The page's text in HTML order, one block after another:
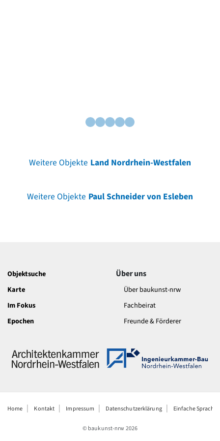
Weitere Objekte Land Nordrhein-Westfalen
Weitere Objekte Paul Schneider von Esleben
Objektsuche
Karte
Im Fokus
Epochen
Über uns
Über baukunst-nrw
Fachbeirat
Freunde & Förderer
Home Kontakt Impressum Datenschutzerklärung Einfache Sprache
© baukunst-nrw2026